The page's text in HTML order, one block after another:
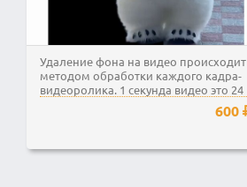
Удаление фона на видео происходит
методом обработки каждого кадра-
видеоролика. 1 секунда видео это 24
600